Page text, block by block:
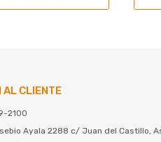
AL CLIENTE
2100
Ayala 2288 c/ Juan del Castillo,